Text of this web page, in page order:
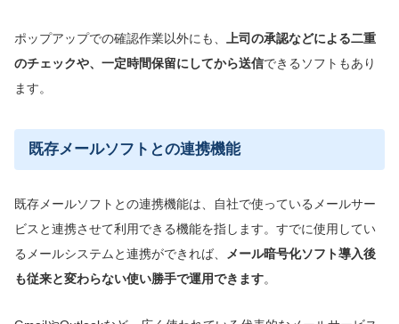
ポップアップでの確認作業以外にも、
上司の承認などによる二重
のチェックや、一定時間保留にしてから送信できるソフトもあり
ます。
既存メールソフトとの連携機能
既存メールソフトとの連携機能は、自社で使っているメールサー
ビスと連携させて利用できる機能を指します。すでに使用してい
るメールシステムと連携ができれば、
メール暗号化ソフト導入後
も従来と変わらない使い勝手で運用できます。